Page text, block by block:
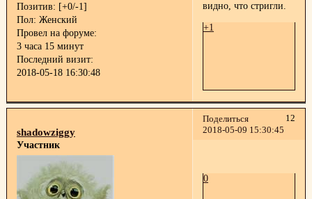
Позитив: [+0/-1]
Пол: Женский
Провел на форуме:
3 часа 15 минут
Последний визит:
2018-05-18 16:30:48
видно, что стригли.
+1
Поделиться
12
2018-05-09 15:30:45
shadowziggy
Участник
0